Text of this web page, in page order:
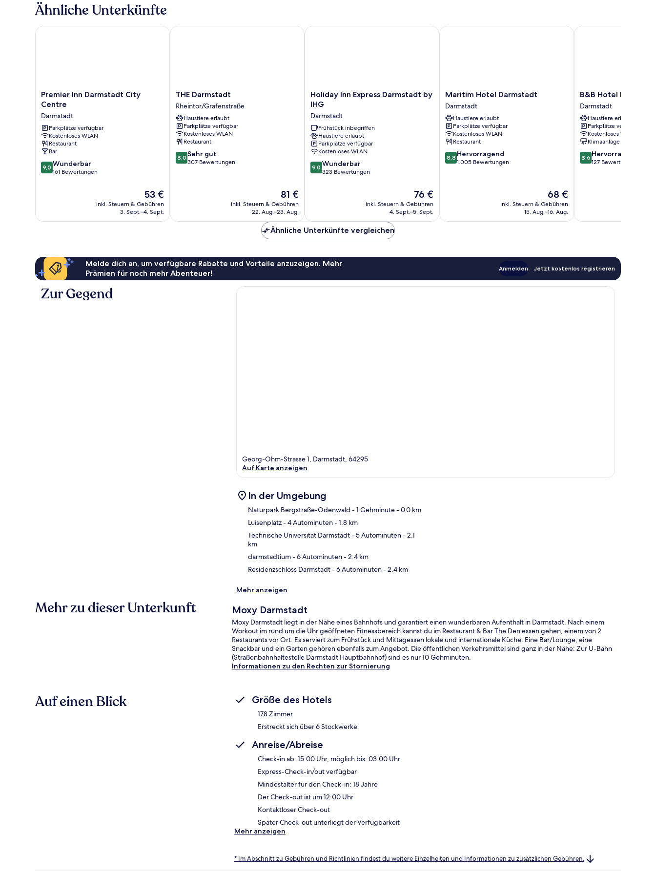
Queen-
Bett
Ähnliche Unterkünfte
Premier
Inn
City
Centre
Darmstadt
Premier Inn Darmstadt City
Centre
Darmstadt
Parkplätze verfügbar
Kostenloses WLAN
Restaurant
Bar
9.0
von
9,0 Wunderbar
161 Bewertungen
Der
Preis
beträgt
53 €
inkl. Steuern & Gebühren
3. Sept.–4. Sept.
Premier Inn Darmstadt City Centre
THE
Darmstadt
Rheintor/Grafenstraße
THE Darmstadt
Rheintor/Grafenstraße
Haustiere erlaubt
Parkplätze verfügbar
Kostenloses WLAN
Restaurant
8.0
von
8,0 Sehr gut
307 Bewertungen
Der
Preis
beträgt
81 €
inkl. Steuern & Gebühren
22. Aug.–23. Aug.
THE Darmstadt
Holiday
Inn
Darmstadt
by
IHG
Darmstadt
Holiday Inn Express Darmstadt by
IHG
Darmstadt
Frühstück inbegriffen
Haustiere erlaubt
Parkplätze verfügbar
Kostenloses WLAN
9.0
von
9,0 Wunderbar
323 Bewertungen
Der
Preis
beträgt
76 €
inkl. Steuern & Gebühren
4. Sept.–5. Sept.
Holiday Inn Express Darmstadt by IHG
Maritim
Hotel
Darmstadt
Darmstadt
Maritim Hotel Darmstadt
Darmstadt
Haustiere erlaubt
Parkplätze verfügbar
Kostenloses WLAN
Restaurant
8.8
von
8,8 Hervorragend
1.005 Bewertungen
Der
Preis
beträgt
68 €
inkl. Steuern & Gebühren
15. Aug.–16. Aug.
Maritim Hotel Darmstadt
B&B
Hotel
Darmstadt
Darmstadt
B&B Hotel
Darmstadt
Haustiere erlaubt
Parkplätze verfügbar
Kostenloses WLAN
Klimaanlage
8.6
von
8,6 Hervorragend
127 Bewertungen
B&B Hotel Darmstadt
Ähnliche Unterkünfte vergleichen
Melde dich an, um verfügbare Rabatte und Vorteile anzuzeigen. Mehr
Prämien für noch mehr Abenteuer!
Anmelden Jetzt kostenlos registrieren
Zur Gegend
Georg-Ohm-Strasse 1, Darmstadt, 64295
Auf Karte anzeigen
In der Umgebung
Naturpark Bergstraße-Odenwald - 1 Gehminute- 0.0 km
Luisenplatz- 4 Autominuten- 1.8 km
Technische Universität Darmstadt- 5 Autominuten- 2.1
km
darmstadtium- 6 Autominuten- 2.4 km
Residenzschloss Darmstadt- 6 Autominuten- 2.4 km
Mehr anzeigen
Mehr zu dieser Unterkunft Moxy Darmstadt
Moxy Darmstadt liegt in der Nähe eines Bahnhofs und garantiert einen wunderbaren Aufenthalt in Darmstadt. Nach einem
Workout im rund um die Uhr geöffneten Fitnessbereich kannst du im Restaurant & Bar The Den essen gehen, einem von 2
Restaurants vor Ort. Es serviert zum Frühstück und Mittagessen lokale und internationale Küche. Eine Bar/Lounge, eine
Snackbar und ein Garten gehören ebenfalls zum Angebot. Die öffentlichen Verkehrsmittel sind ganz in der Nähe: Zur U-Bahn
(Straßenbahnhaltestelle Darmstadt Hauptbahnhof) sind es nur 10 Gehminuten.
Informationen zu den Rechten zur Stornierung
Auf einen Blick Größe des Hotels
178 Zimmer
Erstreckt sich über 6 Stockwerke
Anreise/Abreise
Check-in ab: 15:00 Uhr, möglich bis: 03:00 Uhr
Express-Check-in/out verfügbar
Mindestalter für den Check-in: 18 Jahre
Der Check-out ist um 12:00 Uhr
Kontaktloser Check-out
Später Check-out unterliegt der Verfügbarkeit
Mehr anzeigen
* Im Abschnitt zu Gebühren und Richtlinien findest du weitere Einzelheiten und Informationen zu zusätzlichen Gebühren.